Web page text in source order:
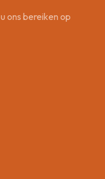
ons bereiken op